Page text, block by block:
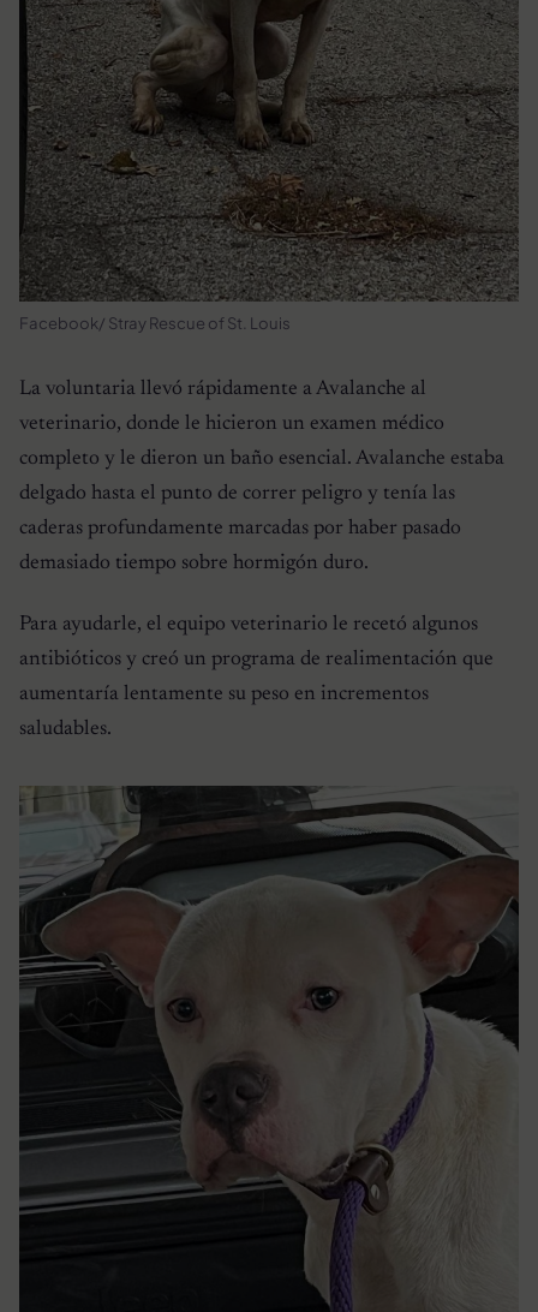
Facebook/ Stray Rescue of St. Louis
La voluntaria llevó rápidamente a Avalanche al
veterinario, donde le hicieron un examen médico
completo y le dieron un baño esencial. Avalanche estaba
delgado hasta el punto de correr peligro y tenía las
caderas profundamente marcadas por haber pasado
demasiado tiempo sobre hormigón duro.
Para ayudarle, el equipo veterinario le recetó algunos
antibióticos y creó un programa de realimentación que
aumentaría lentamente su peso en incrementos
saludables.